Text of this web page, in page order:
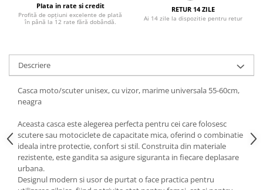
Plata in rate si credit
Profită de opțiuni excelente de plată
în până la 12 rate fără dobândă.
RETUR 14 ZILE
Ai 14 zile la dispozitie pentru retur
Descriere
Casca moto/scuter unisex, cu vizor, marime universala 55-60cm,
neagra
Aceasta casca este alegerea perfecta pentru cei care folosesc
scutere sau motociclete de capacitate mica, oferind o combinatie
ideala intre protectie, confort si stil. Construita din materiale
rezistente, este gandita sa asigure siguranta in fiecare deplasare
urbana.
Designul modern si usor de purtat o face practica pentru